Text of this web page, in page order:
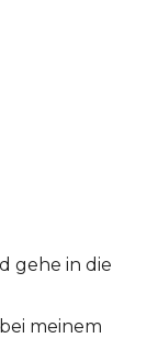
gehe in die
meinem